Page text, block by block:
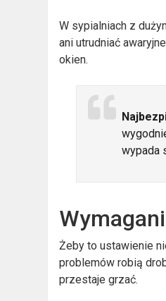
W sypialniach z
ani utrudniać
okien.
wypada
Żeby to ustawienie
problemów robią
przestaje grzać.